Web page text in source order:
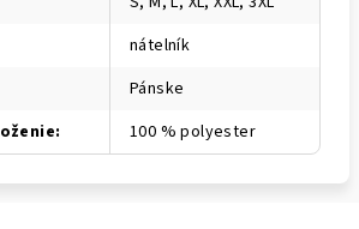
nátelník
Pánske
: 100 % polyester